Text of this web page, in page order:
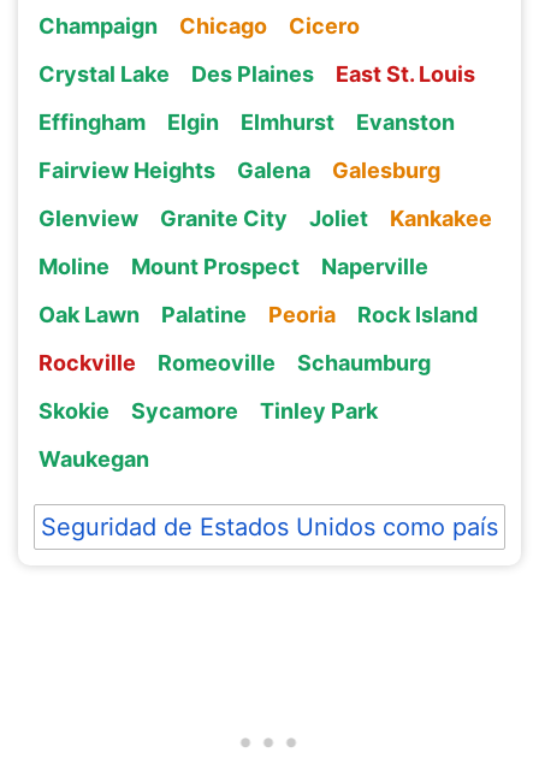
Champaign
Chicago
Cicero
Crystal Lake
Des Plaines
East St. Louis
Effingham
Elgin Elmhurst
Evanston
Fairview Heights
Galena
Galesburg
Glenview
Granite City Joliet
Kankakee
Moline
Mount Prospect
Naperville
Oak Lawn
Palatine Peoria
Rock Island
Rockville
Romeoville
Schaumburg
Skokie
Sycamore
Tinley Park
Waukegan
Seguridad de Estados Unidos como país